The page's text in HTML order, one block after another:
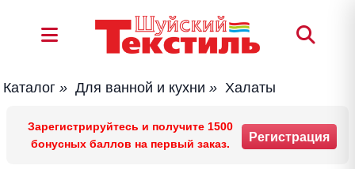
Каталог » Для ванной и кухни » Халаты
Зарегистрируйтесь и получите 1500
бонусных баллов на первый заказ.
Регистрация